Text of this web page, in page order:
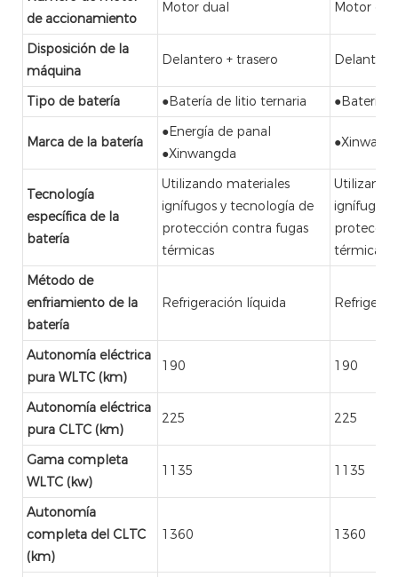
de accionamiento
Motor dual Motor
Disposición de la
máquina
Delantero + trasero Delantero
Tipo de batería ●Batería de litio ternaria ●Batería
Marca de la batería
●Energía de panal
●Xinwangda
Tecnología
específica de la
batería
Utilizando materiales
ignífugos y tecnología de
protección contra fugas
térmicas
ignífugos
térmicas
Método de
enfriamiento de la
batería
Refrigeración líquida
Autonomía eléctrica
pura WLTC (km)
190 190
Autonomía eléctrica
pura CLTC (km)
225 225
Gama completa
WLTC (kw)
1135 1135
Autonomía
completa del CLTC
(km)
1360 1360